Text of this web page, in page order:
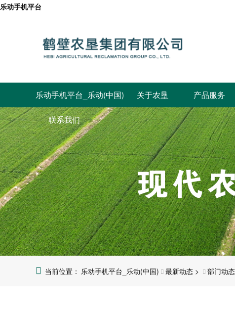
乐动手机平台
乐动手机平台_乐动(中国)
关于农垦
公司概况
发展规划
组织架构
公司荣誉
产品服务
联系我们
乐动手机平台_乐动(中国) 最新动态 > 部门动态